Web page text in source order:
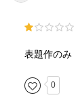
表題作のみ
0